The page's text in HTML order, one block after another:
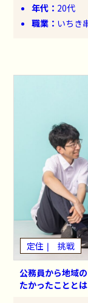
年代： 20代
職業： いちき
定住 挑戦
公務員から地域
たかったことと